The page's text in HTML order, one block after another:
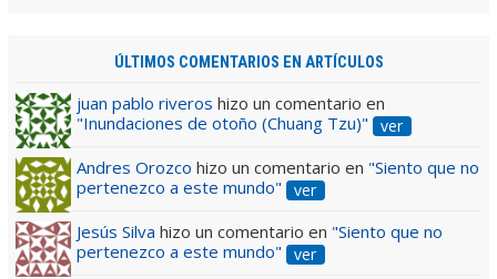
ÚLTIMOS COMENTARIOS EN ARTÍCULOS
juan pablo riveros hizo un comentario en
"Inundaciones de otoño (Chuang Tzu)"
ver
Andres Orozco hizo un comentario en "Siento que no
pertenezco a este mundo"
ver
Jesús Silva hizo un comentario en "Siento que no
pertenezco a este mundo"
ver